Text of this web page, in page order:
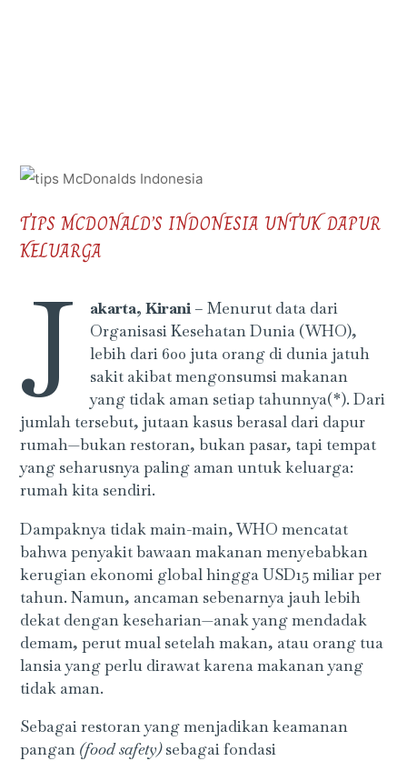
TIPS MCDONALD’S INDONESIA UNTUK DAPUR
KELUARGA
J akarta, Kirani– Menurut data dari
Organisasi Kesehatan Dunia (WHO),
lebih dari 600 juta orang di dunia jatuh
sakit akibat mengonsumsi makanan
yang tidak aman setiap tahunnya(*). Dari
jumlah tersebut, jutaan kasus berasal dari dapur
rumah—bukan restoran, bukan pasar, tapi tempat
yang seharusnya paling aman untuk keluarga:
rumah kita sendiri.
Dampaknya tidak main-main, WHO mencatat
bahwa penyakit bawaan makanan menyebabkan
kerugian ekonomi global hingga USD15 miliar per
tahun. Namun, ancaman sebenarnya jauh lebih
dekat dengan keseharian—anak yang mendadak
demam, perut mual setelah makan, atau orang tua
lansia yang perlu dirawat karena makanan yang
tidak aman.
Sebagai restoran yang menjadikan keamanan
pangan (food safety)sebagai fondasi